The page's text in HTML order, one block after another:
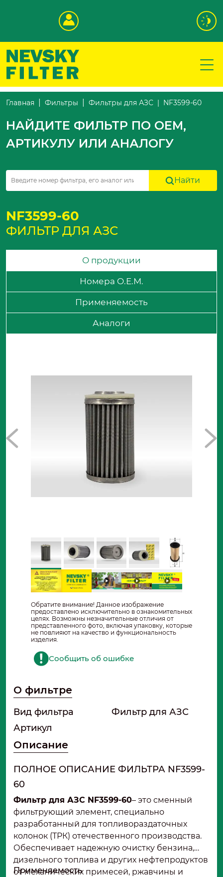
Главная Фильтры Фильтры для АЗС NF3599-60
НАЙДИТЕ ФИЛЬТР ПО OEM,
АРТИКУЛУ ИЛИ АНАЛОГУ
Найти
NF3599-60
ФИЛЬТР ДЛЯ АЗС
О продукции
Номера O.E.M.
Применяемость
Аналоги
Обратите внимание! Данное изображение
предоставлено исключительно в ознакомительных
целях. Возможны незначительные отличия от
представленного фото, включая упаковку, которые
не повлияют на качество и функциональность
изделия.
Сообщить об ошибке
О фильтре
Вид фильтра
Фильтр для АЗС
Артикул
Описание
ПОЛНОЕ ОПИСАНИЕ ФИЛЬТРА NF3599-
60
Фильтр для АЗС NF3599-60– это сменный
фильтрующий элемент, специально
разработанный для топливораздаточных
колонок (ТРК) отечественного производства.
Обеспечивает надежную очистку бензина,
дизельного топлива и других нефтепродуктов
от механических примесей, ржавчины и
Применяемость